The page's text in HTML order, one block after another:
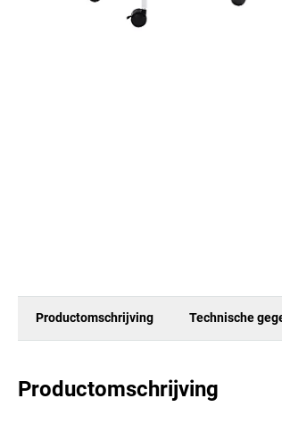
Productomschrijving Technische
Productomschrijving